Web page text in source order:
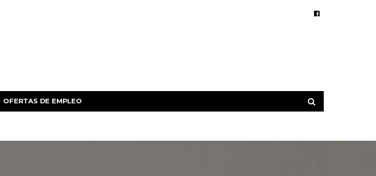
OFERTAS DE EMPLEO